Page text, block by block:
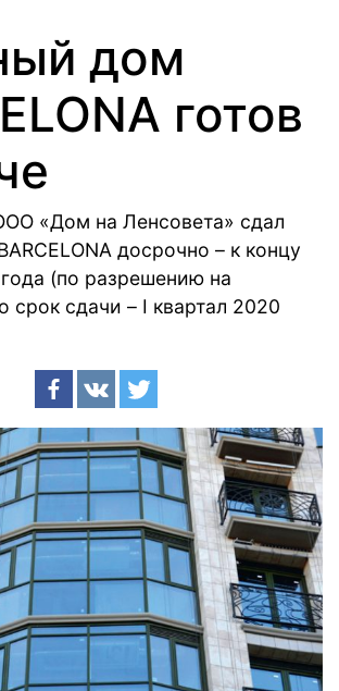
дом
готов
«Дом на Ленсовета» сдал
досрочно – к концу
(по разрешению на
срок сдачи – I квартал 2020